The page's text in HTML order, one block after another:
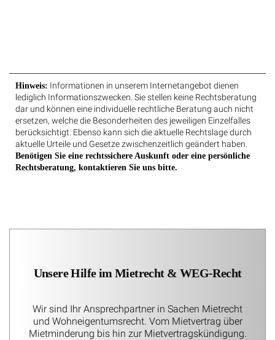
Hinweis: Informationen in unserem Internetangebot dienen
lediglich Informationszwecken. Sie stellen keine Rechtsberatung
dar und können eine individuelle rechtliche Beratung auch nicht
ersetzen, welche die Besonderheiten des jeweiligen Einzelfalles
berücksichtigt. Ebenso kann sich die aktuelle Rechtslage durch
aktuelle Urteile und Gesetze zwischenzeitlich geändert haben.
Benötigen Sie eine rechtssichere Auskunft oder eine persönliche
Rechtsberatung, kontaktieren Sie uns bitte.
Unsere Hilfe im Mietrecht & WEG-Recht
Wir sind Ihr Ansprechpartner in Sachen Mietrecht
und Wohneigentumsrecht. Vom Mietvertrag über
Mietminderung bis hin zur Mietvertragskündigung.